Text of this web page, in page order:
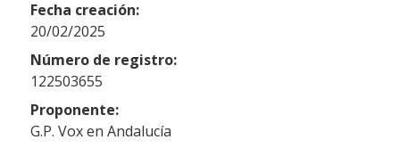
Fecha creación:
20/02/2025
Número de registro:
122503655
Proponente:
G.P. Vox en Andalucía